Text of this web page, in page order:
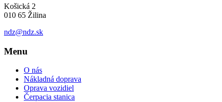
Košická 2
010 65 Žilina
ndz@ndz.sk
Menu
O nás
Nákladná doprava
Oprava vozidiel
Čerpacia stanica